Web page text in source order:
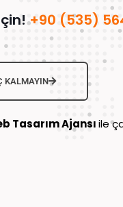
+90 (535)
KALMAYIN
Tasarım Ajansıile